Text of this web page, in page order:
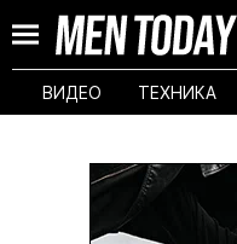
ВИДЕО ТЕХНИКА